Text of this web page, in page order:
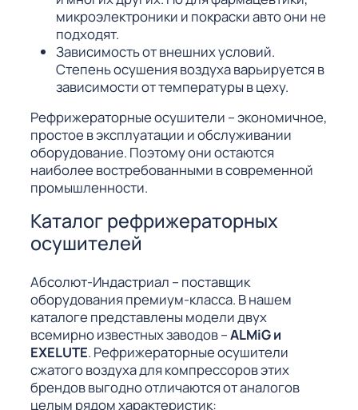
микроэлектроники и покраски авто они не
подходят.
Зависимость от внешних условий.
Степень осушения воздуха варьируется в
зависимости от температуры в цеху.
Рефрижераторные осушители – экономичное,
простое в эксплуатации и обслуживании
оборудование. Поэтому они остаются
наиболее востребованными в современной
промышленности.
Каталог рефрижераторных
осушителей
Абсолют-Индастриал – поставщик
оборудования премиум-класса. В нашем
каталоге представлены модели двух
всемирно известных заводов –ALMiG и
EXELUTE. Рефрижераторные осушители
сжатого воздуха для компрессоров этих
брендов выгодно отличаются от аналогов
целым рядом характеристик: